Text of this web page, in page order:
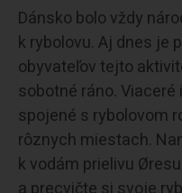
Dánsko bolo vždy
k rybolovu. Aj dnes je
obyvateľov tejto
sobotné ráno.
spojené s rybolovom
rôznych miestach.
k vodám prielivu